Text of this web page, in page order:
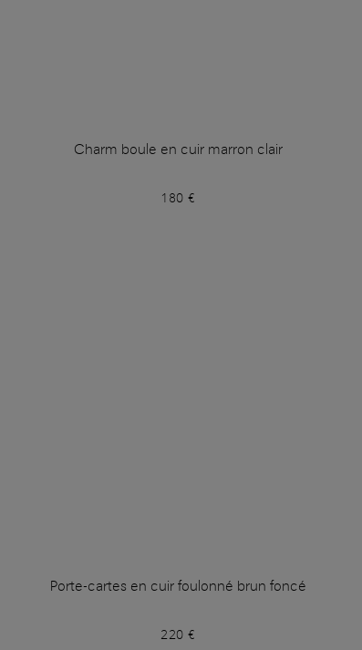
Charm boule en cuir marron clair
180 €
Porte-cartes en cuir foulonné brun foncé
220 €